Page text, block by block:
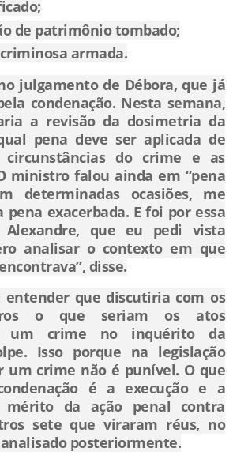
de patrimônio tombado;
armada.
julgamento de Débora, que já
condenação. Nesta semana,
a revisão da dosimetria da
pena deve ser aplicada de
do crime e as
ministro falou ainda em “pena
determinadas ocasiões, me
pena exacerbada. E foi por essa
Alexandre, que eu pedi vista
analisar o contexto em que
disse.
entender que discutiria com os
o que seriam os atos
um crime no inquérito da
Isso porque na legislação
um crime não é punível. O que
é a execução e a
mérito da ação penal contra
sete que viraram réus, no
posteriormente.